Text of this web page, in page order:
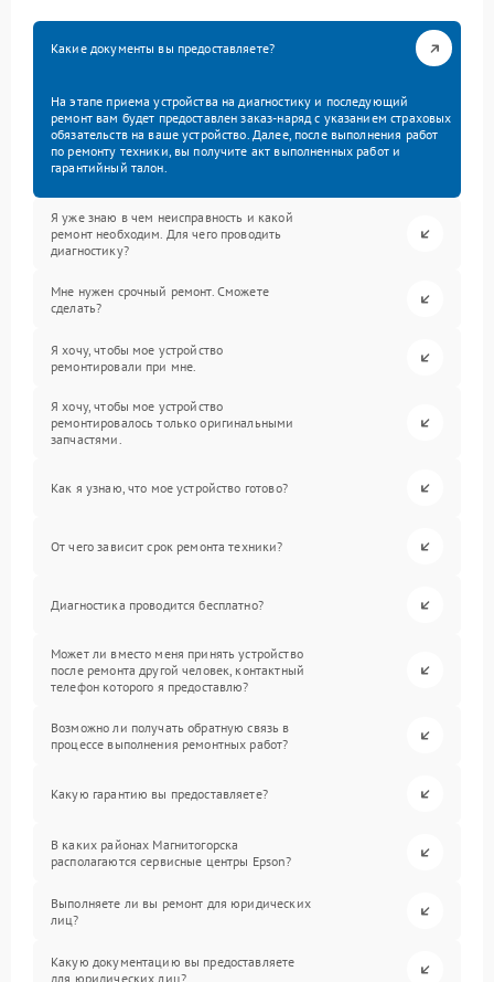
Какие документы вы предоставляете?
На этапе приема устройства на диагностику и последующий
ремонт вам будет предоставлен заказ-наряд с указанием страховых
обязательств на ваше устройство. Далее, после выполнения работ
по ремонту техники, вы получите акт выполненных работ и
гарантийный талон.
Я уже знаю в чем неисправность и какой
ремонт необходим. Для чего проводить
диагностику?
Мне нужен срочный ремонт. Сможете
сделать?
Я хочу, чтобы мое устройство
ремонтировали при мне.
Я хочу, чтобы мое устройство
ремонтировалось только оригинальными
запчастями.
Как я узнаю, что мое устройство готово?
От чего зависит срок ремонта техники?
Диагностика проводится бесплатно?
Может ли вместо меня принять устройство
после ремонта другой человек, контактный
телефон которого я предоставлю?
Возможно ли получать обратную связь в
процессе выполнения ремонтных работ?
Какую гарантию вы предоставляете?
В каких районах Магнитогорска
располагаются сервисные центры Epson?
Выполняете ли вы ремонт для юридических
лиц?
Какую документацию вы предоставляете
для юридических лиц?